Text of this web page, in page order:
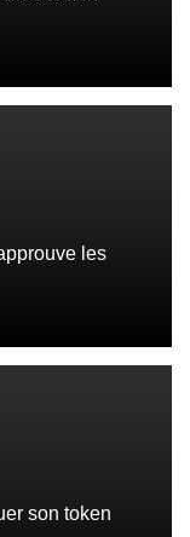
les
son token